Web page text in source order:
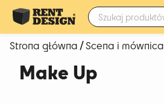
Szukaj:
Strona główna/Scena i mównica
Make Up